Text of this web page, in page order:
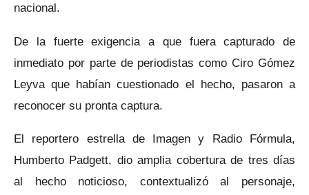
nacional.
De la fuerte exigencia a que fuera capturado de
inmediato por parte de periodistas como Ciro Gómez
Leyva que habían cuestionado el hecho, pasaron a
reconocer su pronta captura.
El reportero estrella de Imagen y Radio Fórmula,
Humberto Padgett, dio amplia cobertura de tres días
al hecho noticioso, contextualizó al personaje,